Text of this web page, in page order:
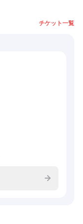
チケット一覧